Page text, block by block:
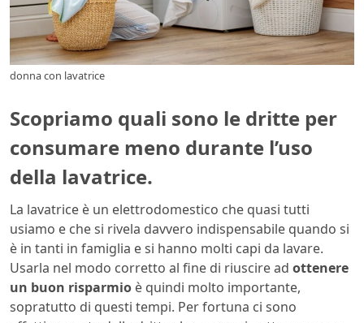
donna con lavatrice
Scopriamo quali sono le dritte per
consumare meno durante l’uso
della lavatrice.
La lavatrice è un elettrodomestico che quasi tutti
usiamo e che si rivela davvero indispensabile quando si
è in tanti in famiglia e si hanno molti capi da lavare.
Usarla nel modo corretto al fine di riuscire ad ottenere
un buon risparmio è quindi molto importante,
sopratutto di questi tempi. Per fortuna ci sono